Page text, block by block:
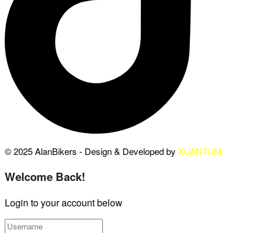
© 2025 AlanBikers - Design & Developed by XUANTUM
Welcome Back!
Login to your account below